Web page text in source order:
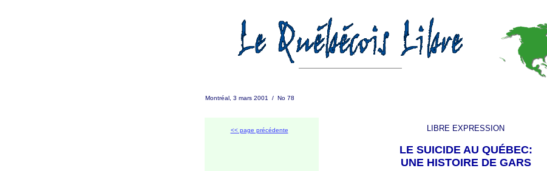
Montréal, 3 mars 2001 / No 78
<< page précédente LIBRE EXPRESSION
LE SUICIDE AU QUÉBEC:
UNE HISTOIRE DE GARS